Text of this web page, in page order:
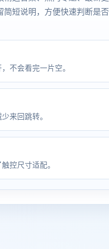
短说明，方便快速判断是否
不会看完一片空。
来回跳转。
控尺寸适配。